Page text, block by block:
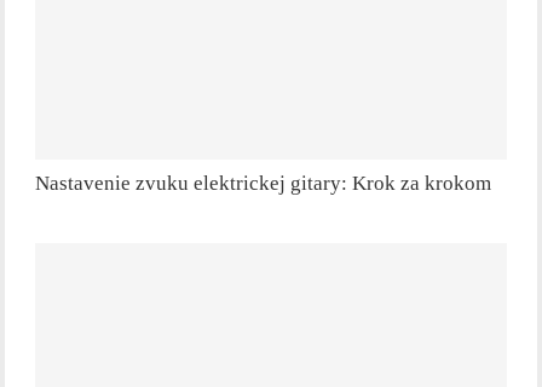
Nastavenie zvuku elektrickej gitary: Krok za krokom